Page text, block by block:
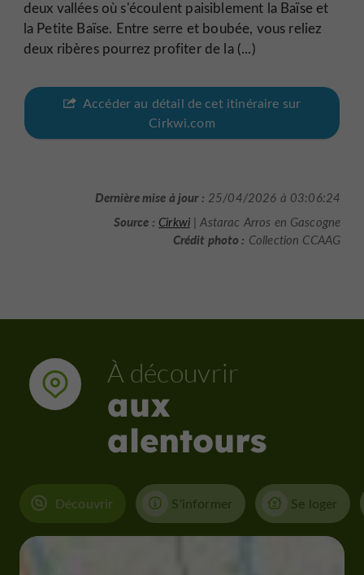
deux vallées où s'écoulent paisiblement la Baïse et
la Petite Baïse. Entre serre et boubée, vous reliez
deux ribères pourrez profiter de la (...)
Accéder au détail de cet itinéraire sur
Cirkwi.com
Dernière mise à jour : 25/04/2026 à 03:06:24
Source : Cirkwi| Astarac Arros en Gascogne
Crédit photo : Collection CCAAG
À découvrir
aux
alentours
Découvrir S'informer Se loger